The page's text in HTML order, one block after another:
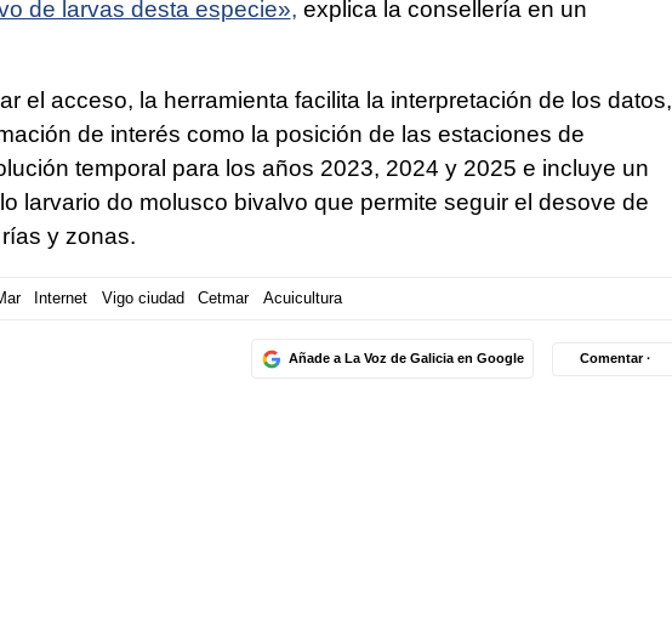
de larvas desta especie», explica la consellería en un
el acceso, la herramienta facilita la interpretación de los datos,
de interés como la posición de las estaciones de
temporal para los años 2023, 2024 y 2025 e incluye un
larvario do molusco bivalvo que permite seguir el desove de
y zonas.
Internet Vigo ciudad Cetmar Acuicultura
Añade a La Voz de Galicia en Google Comentar ·